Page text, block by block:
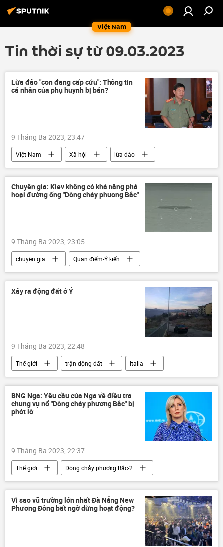
Việt Nam
Tin thời sự từ 09.03.2023
Lừa đảo "con đang cấp cứu": Thông tin
cá nhân của phụ huynh bị bán?
9 Tháng Ba 2023, 23:47
Việt Nam Xã hội
lừa đảo
công an TP.HCM
điều tra
phụ huynh
Chuyên gia: Kiev không có khả năng phá
hoại đường ống "Dòng chảy phương Bắc"
9 Tháng Ba 2023, 23:05
chuyên gia
Quan điểm-Ý kiến
Dòng chảy phương Bắc-2
Ukraina
Thế giới
phương Tây
Xảy ra động đất ở Ý
9 Tháng Ba 2023, 22:48
Thế giới trận động đất Italia
BNG Nga: Yêu cầu của Nga về điều tra
chung vụ nổ "Dòng chảy phương Bắc" bị
phớt lờ
9 Tháng Ba 2023, 22:37
Thế giới
Dòng chảy phương Bắc-2
Maria Zakharova
Bộ Ngoại giao Nga
Nga
Vì sao vũ trường lớn nhất Đà Nẵng New
Phương Đông bất ngờ dừng hoạt động?